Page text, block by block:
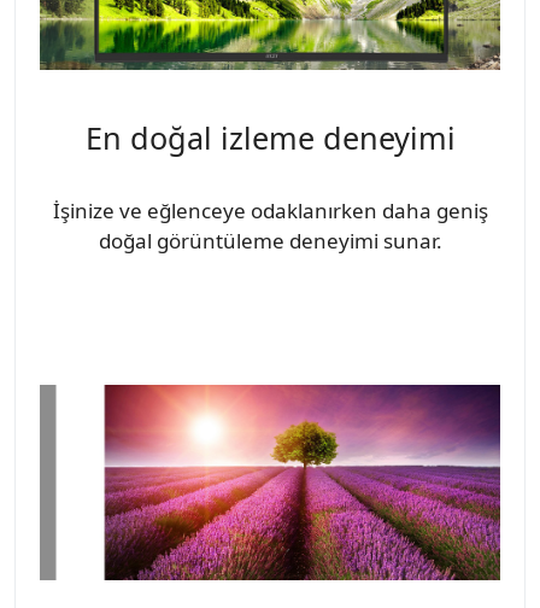
En doğal izleme deneyimi
İşinize ve eğlenceye odaklanırken daha geniş
doğal görüntüleme deneyimi sunar.